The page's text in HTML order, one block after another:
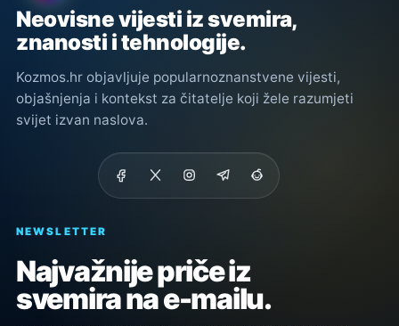
Neovisne vijesti iz svemira,
znanosti i tehnologije.
Kozmos.hr objavljuje popularnoznanstvene vijesti,
objašnjenja i kontekst za čitatelje koji žele razumjeti
svijet izvan naslova.
NEWSLETTER
Najvažnije priče iz
svemira na e-mailu.